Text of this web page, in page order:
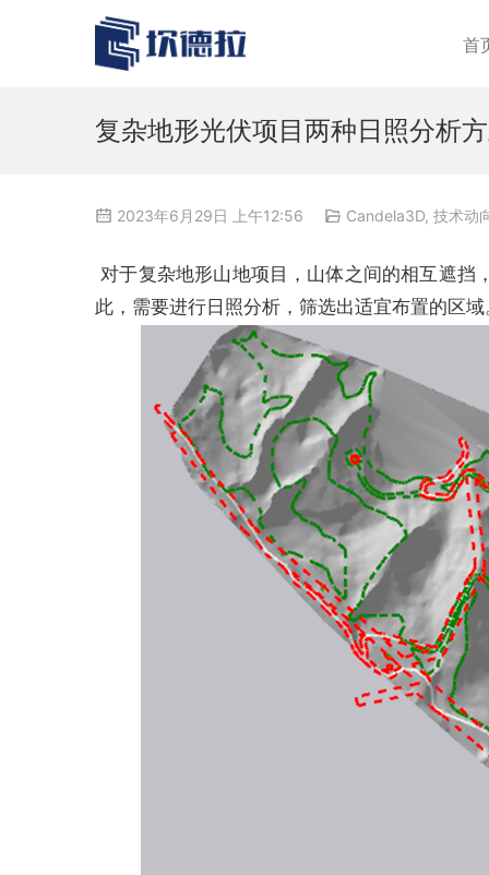
首
复杂地形光伏项目两种日照分析
2023年6月29日 上午12:56 Candela3D, 技术动
对于复杂地形山地项目，山体之间的相互遮挡
此，需要进行日照分析，筛选出适宜布置的区域